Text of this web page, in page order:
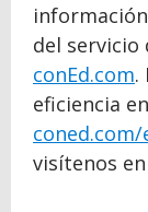
del servicio
conEd.com.
eficiencia
visítenos en